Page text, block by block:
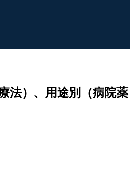
法）、用途別（病院薬